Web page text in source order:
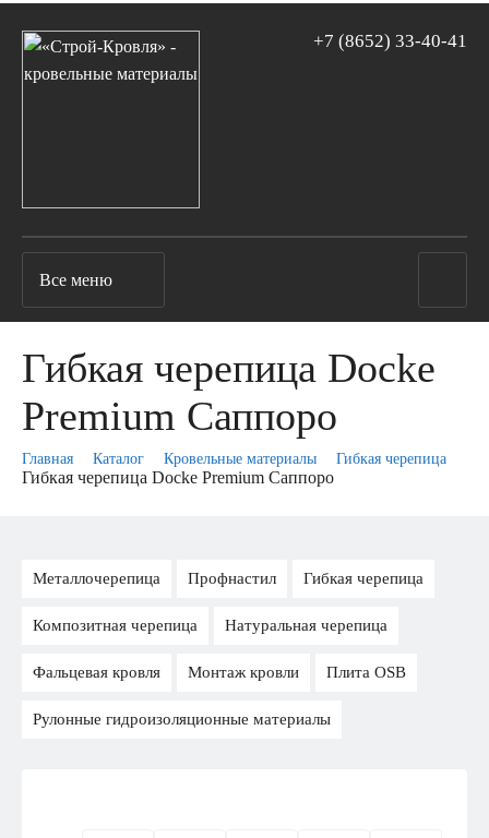
+7 (8652) 33-40-41
Все меню
Гибкая черепица Docke
Premium Саппоро
Главная Каталог Кровельные материалы Гибкая черепица
Гибкая черепица Docke Premium Саппоро
Металлочерепица Профнастил Гибкая черепица
Композитная черепица Натуральная черепица
Фальцевая кровля Монтаж кровли Плита OSB
Рулонные гидроизоляционные материалы